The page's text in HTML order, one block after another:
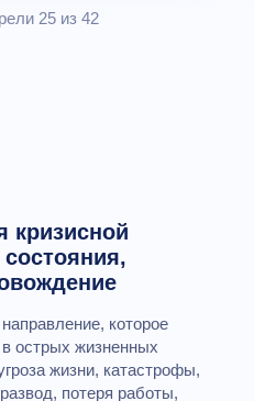
25 из 42
кризисной
которое
острых жизненных
жизни, катастрофы,
потеря работы,